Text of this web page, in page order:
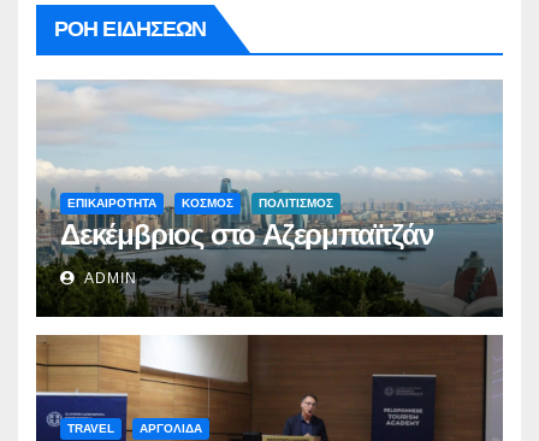
ΡΟΗ ΕΙΔΗΣΕΩΝ
ΕΠΙΚΑΙΡΟΤΗΤΑ ΚΟΣΜΟΣ ΠΟΛΙΤΙΣΜΟΣ
Δεκέμβριος στο Αζερμπαϊτζάν
ADMIN
TRAVEL ΑΡΓΟΛΙΔΑ